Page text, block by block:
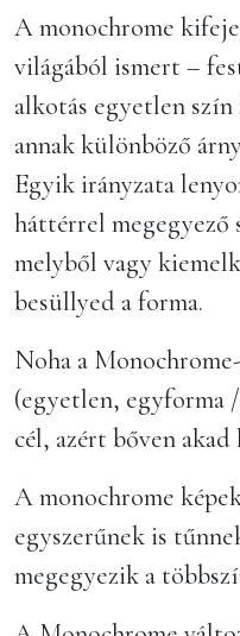
A monochrome
világából ismert –
alkotás egyetlen szín
annak különböző
Egyik irányzata
háttérrel megegyező
melyből vagy
besüllyed a forma.
Noha a
(egyetlen, egyforma
cél, azért bőven
A monochrome
egyszerűnek is
megegyezik a